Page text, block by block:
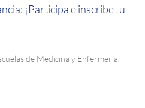
¡Participa e inscribe tu
de Medicina y Enfermería.